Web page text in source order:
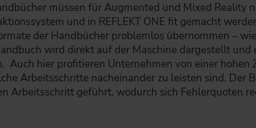
müssen für Augmented und Mixed Reality
und in REFLEKT ONE fit gemacht
der Handbücher problemlos übernommen –
wird direkt auf der Maschine dargestellt
Auch hier profitieren Unternehmen von einer hohen
Arbeitsschritte nacheinander zu leisten sind. Der
Arbeitsschritt geführt, wodurch sich Fehlerquoten